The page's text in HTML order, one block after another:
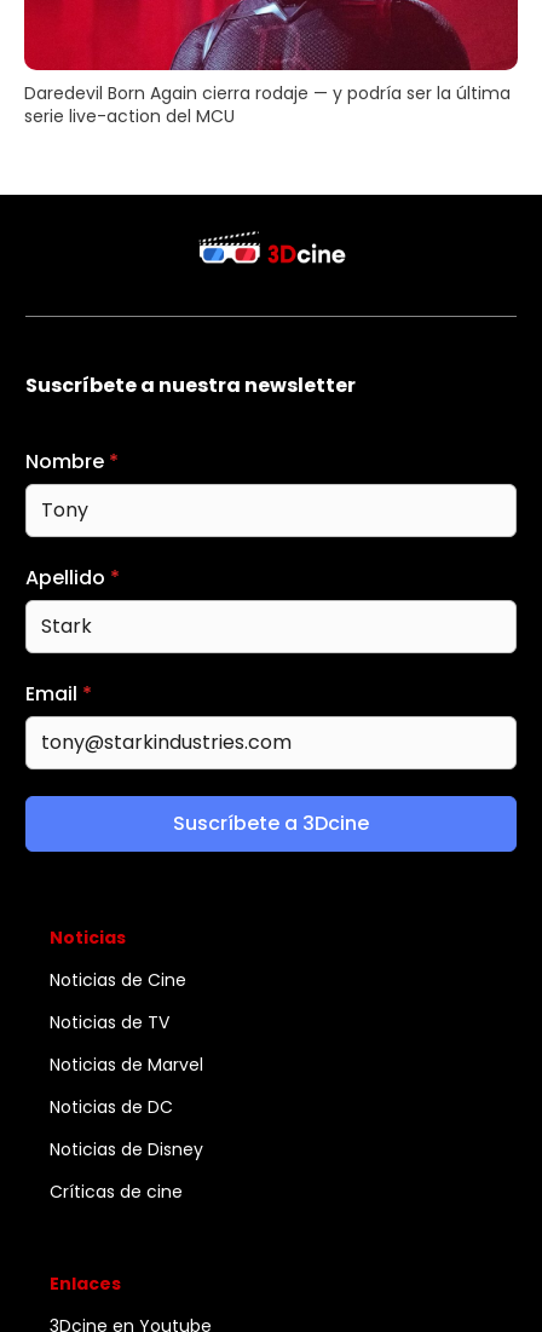
Daredevil Born Again cierra rodaje — y podría ser la última
serie live-action del MCU
Suscríbete a nuestra newsletter
Nombre *
Apellido *
Email *
Suscríbete a 3Dcine
Noticias
Noticias de Cine
Noticias de TV
Noticias de Marvel
Noticias de DC
Noticias de Disney
Críticas de cine
Enlaces
3Dcine en Youtube